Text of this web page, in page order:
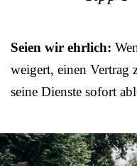
Seien wir ehrlich:
weigert, einen Vertrag
seine Dienste sofort